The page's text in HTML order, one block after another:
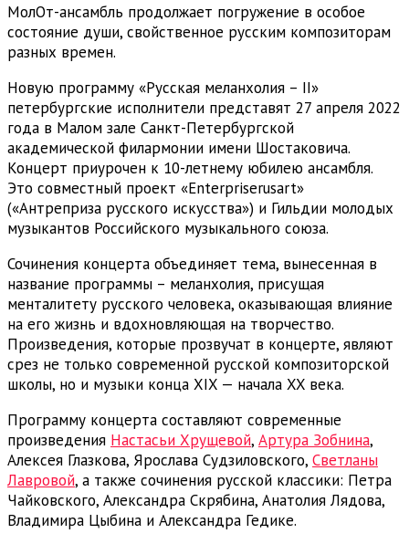
МолОт-ансамбль продолжает погружение в особое
состояние души, свойственное русским композиторам
разных времен.
Новую программу «Русская меланхолия – II»
петербургские исполнители представят 27 апреля 2022
года в Малом зале Санкт-Петербургской
академической филармонии имени Шостаковича.
Концерт приурочен к 10-летнему юбилею ансамбля.
Это совместный проект «Enterpriserusart»
(«Антреприза русского искусства») и Гильдии молодых
музыкантов Российского музыкального союза.
Сочинения концерта объединяет тема, вынесенная в
название программы – меланхолия, присущая
менталитету русского человека, оказывающая влияние
на его жизнь и вдохновляющая на творчество.
Произведения, которые прозвучат в концерте, являют
срез не только современной русской композиторской
школы, но и музыки конца XIX — начала XX века.
Программу концерта составляют современные
произведения Настасьи Хрущевой, Артура Зобнина,
Алексея Глазкова, Ярослава Судзиловского, Светланы
Лавровой, а также сочинения русской классики: Петра
Чайковского, Александра Скрябина, Анатолия Лядова,
Владимира Цыбина и Александра Гедике.